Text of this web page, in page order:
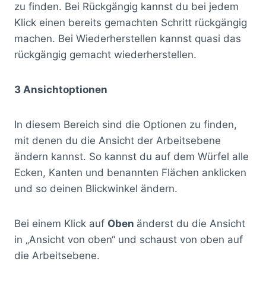
zu finden. Bei Rückgängig kannst du bei jedem
Klick einen bereits gemachten Schritt rückgängig
machen. Bei Wiederherstellen kannst quasi das
rückgängig gemacht wiederherstellen.
3 Ansichtoptionen
In diesem Bereich sind die Optionen zu finden,
mit denen du die Ansicht der Arbeitsebene
ändern kannst. So kannst du auf dem Würfel alle
Ecken, Kanten und benannten Flächen anklicken
und so deinen Blickwinkel ändern.
Bei einem Klick auf Oben änderst du die Ansicht
in „Ansicht von oben“ und schaust von oben auf
die Arbeitsebene.